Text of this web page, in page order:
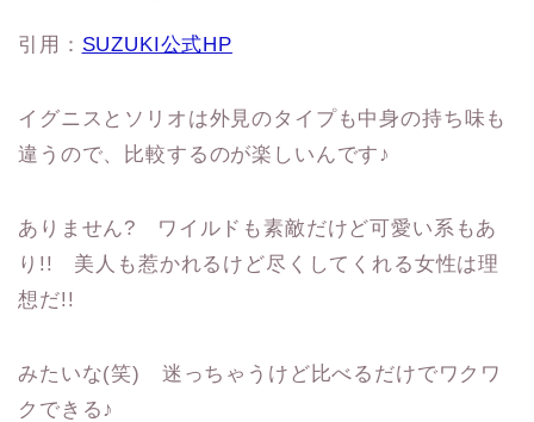
引用： SUZUKI公式HP
イグニスとソリオは外見のタイプも中身の持ち味も
違うので、比較するのが楽しいんです♪
ありません? ワイルドも素敵だけど可愛い系もあ
り!! 美人も惹かれるけど尽くしてくれる女性は理
想だ!!
みたいな(笑) 迷っちゃうけど比べるだけでワクワ
クできる♪